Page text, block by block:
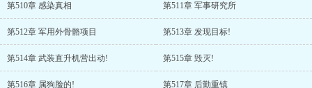
第510章 感染真相 第511章 军事研究所
第512章 军用外骨骼项目 第513章 发现目标!
第514章 武装直升机营出动! 第515章 毁灭!
第516章 属狗脸的! 第517章 后勤重镇